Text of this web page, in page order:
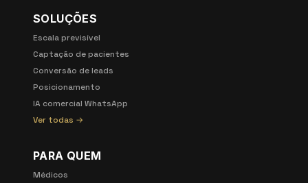
SOLUÇÕES
Escala previsível
Captação de pacientes
Conversão de leads
Posicionamento
IA comercial WhatsApp
Ver todas →
PARA QUEM
Médicos